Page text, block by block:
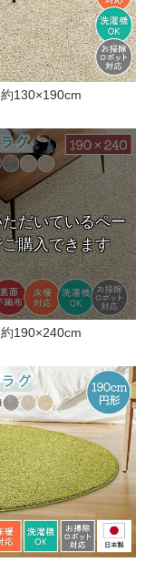
約130×190cm
約190×240cm